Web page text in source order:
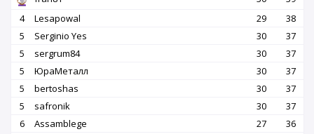
4
Lesapowal 29
38
5
Serginio Yes 30
37
5
sergrum84 30
37
5
ЮраМеталл 30
37
5
bertoshas 30
37
5
safronik 30
37
6
Assamblege 27
36